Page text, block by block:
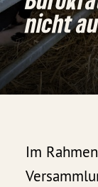
nicht
Im